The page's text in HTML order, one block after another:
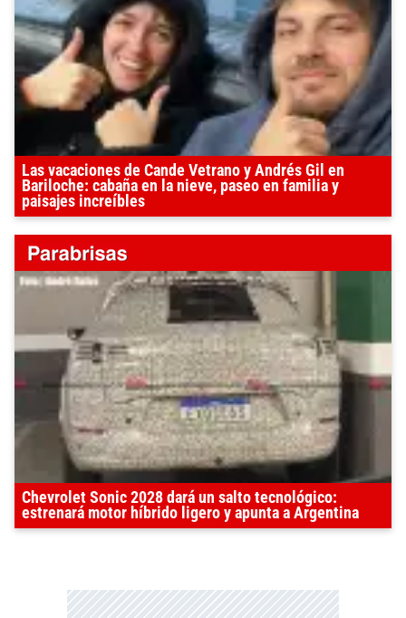
Las vacaciones de Cande Vetrano y Andrés Gil en
Bariloche: cabaña en la nieve, paseo en familia y
paisajes increíbles
Chevrolet Sonic 2028 dará un salto tecnológico:
estrenará motor híbrido ligero y apunta a Argentina